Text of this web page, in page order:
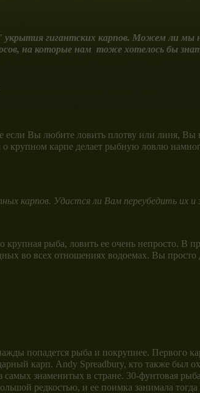
гигантских карпов. Можем ли мы
на которые нам тоже хотелось бы
Вы любите ловить плотву или линя, Вы
крупном карпе делает рыбную ловлю
карпов. Удастся ли Вам переубедить их
рыба, ловить ее очень непросто. В
во всех отношениях водоемах. Вы
попадется рыба и покрупнее. Первого
карп. Andy Spreadbury, кто также был
знаменитых в стране. 30-фунтовая
редкостью, и ее поимка занимала